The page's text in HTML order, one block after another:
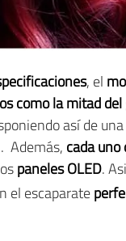
, el
como la mitad
así de una
. Además, cada uno
paneles OLED.
el escaparate